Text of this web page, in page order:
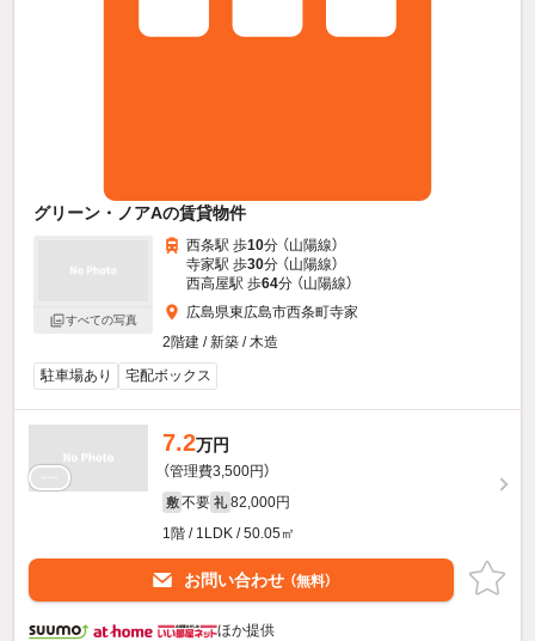
グリーン・ノアAの賃貸物件
すべての写真
西条駅 歩10分 （山陽線）
寺家駅 歩30分 （山陽線）
西高屋駅 歩64分 （山陽線）
広島県東広島市西条町寺家
2階建 / 新築 / 木造
駐車場あり
宅配ボックス
7.2万円
（管理費3,500円）
敷 不要 礼 82,000円
1階 / 1LDK / 50.05㎡
お問い合わせ （無料）
ほか提供